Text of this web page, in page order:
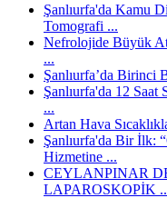
Şanlıurfa'da Kamu
Tomografi ...
Nefrolojide Büyük
...
Şanlıurfa’da Birinci
Şanlıurfa'da 12
...
Artan Hava
Şanlıurfa'da Bir İlk:
Hizmetine ...
CEYLANPINAR
LAPAROSKOPİK